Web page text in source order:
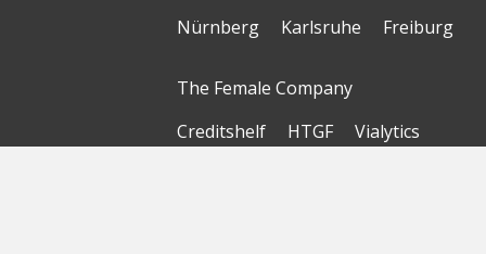
Nürnberg
Karlsruhe Freiburg
The Female Company
Creditshelf
HTGF
Vialytics